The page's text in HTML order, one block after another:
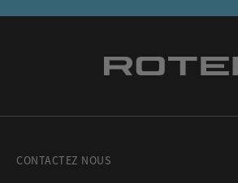
CONTACTEZ NOUS